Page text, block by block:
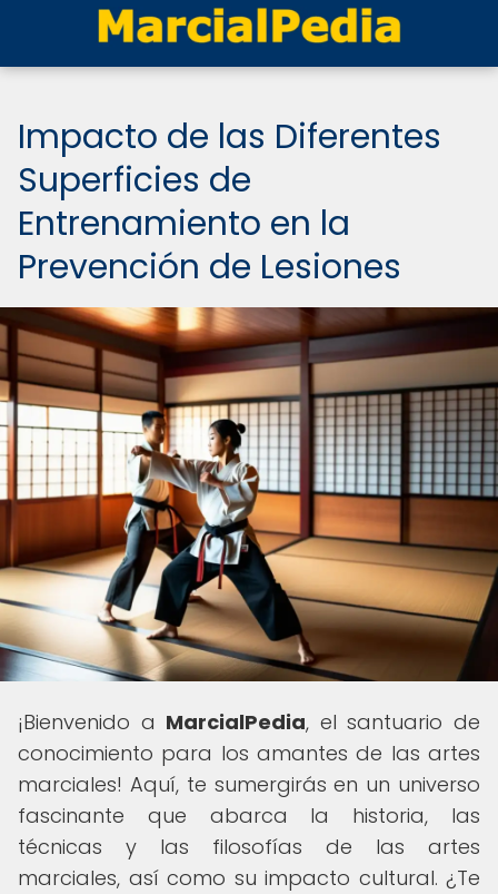
Impacto de las Diferentes
Superficies de
Entrenamiento en la
Prevención de Lesiones
¡Bienvenido a MarcialPedia, el santuario de
conocimiento para los amantes de las artes
marciales! Aquí, te sumergirás en un universo
fascinante que abarca la historia, las
técnicas y las filosofías de las artes
marciales, así como su impacto cultural. ¿Te